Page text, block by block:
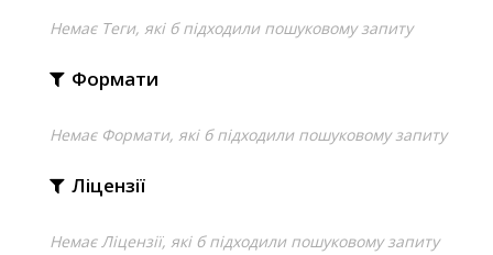
Немає Теги, які б підходили пошуковому запиту
Формати
Немає Формати, які б підходили пошуковому запиту
Ліцензії
Немає Ліцензії, які б підходили пошуковому запиту